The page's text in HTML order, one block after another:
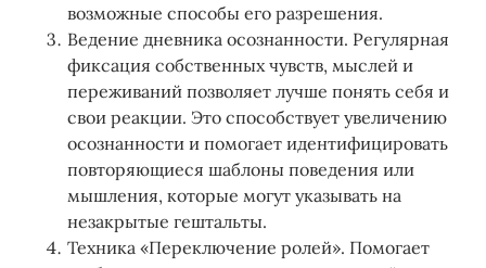
возможные способы его разрешения.
Ведение дневника осознанности. Регулярная
фиксация собственных чувств, мыслей и
переживаний позволяет лучше понять себя и
свои реакции. Это способствует увеличению
осознанности и помогает идентифицировать
повторяющиеся шаблоны поведения или
мышления, которые могут указывать на
незакрытые гештальты.
Техника «Переключение ролей». Помогает